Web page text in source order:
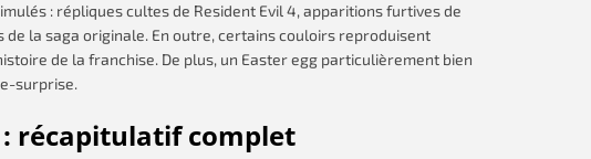
: répliques cultes de Resident Evil 4, apparitions furtives de
de la saga originale. En outre, certains couloirs reproduisent
de la franchise. De plus, un Easter egg particulièrement bien
surprise.
: récapitulatif complet